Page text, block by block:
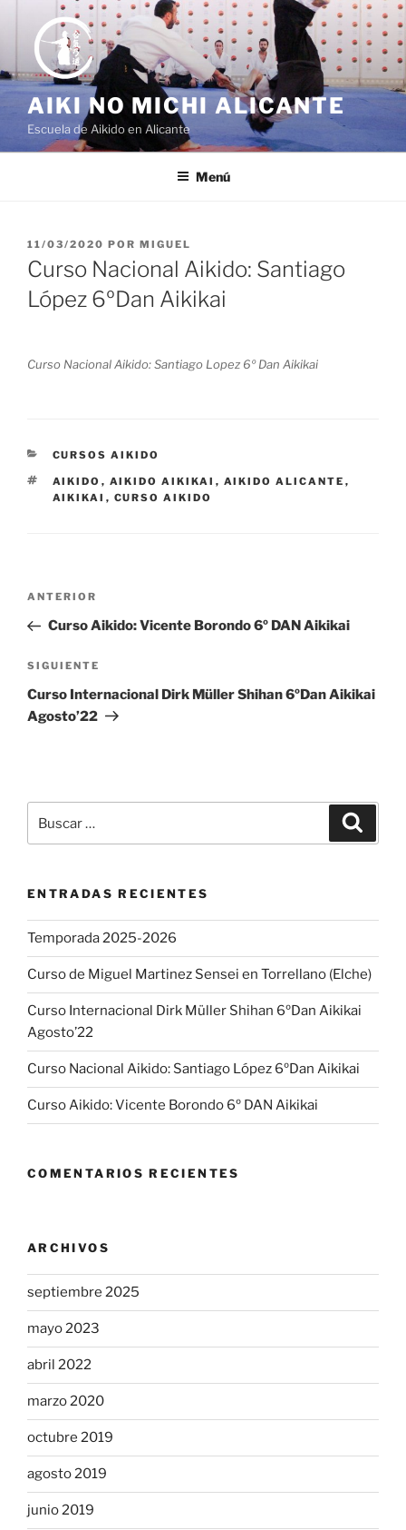
contenido
AIKI NO MICHI ALICANTE
Escuela de Aikido en Alicante
Menú
PUBLICADO
EL
11/03/2020 POR MIGUEL
Curso Nacional Aikido: Santiago
López 6ºDan Aikikai
Curso Nacional Aikido: Santiago Lopez 6º Dan Aikikai
CATEGORÍAS
CURSOS AIKIDO
ETIQUETAS
AIKIDO , AIKIDO AIKIKAI , AIKIDO ALICANTE ,
AIKIKAI , CURSO AIKIDO
Navegación
entradas
Entrada
anterior:
ANTERIOR
Curso Aikido: Vicente Borondo 6º DAN Aikikai
Siguiente
entrada
SIGUIENTE
Curso Internacional Dirk Müller Shihan 6ºDan Aikikai
Agosto’22
por:
ENTRADAS RECIENTES
Temporada 2025-2026
Curso de Miguel Martinez Sensei en Torrellano (Elche)
Curso Internacional Dirk Müller Shihan 6ºDan Aikikai
Agosto’22
Curso Nacional Aikido: Santiago López 6ºDan Aikikai
Curso Aikido: Vicente Borondo 6º DAN Aikikai
COMENTARIOS RECIENTES
ARCHIVOS
septiembre 2025
mayo 2023
abril 2022
marzo 2020
octubre 2019
agosto 2019
junio 2019